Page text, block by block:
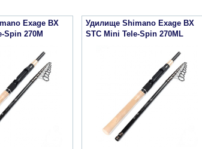
Exage BX
Spin 270M
Удилище Shimano Exage BX
STC Mini Tele-Spin 270ML